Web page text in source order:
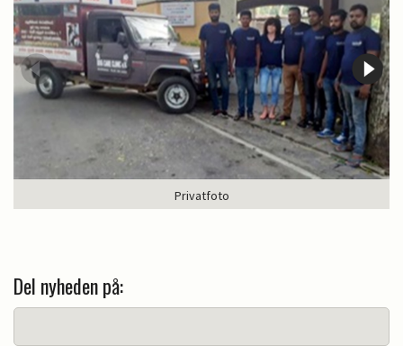
Privatfoto
Del nyheden på: